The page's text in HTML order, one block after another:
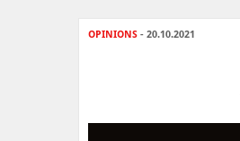
OPINIONS - 20.10.2021